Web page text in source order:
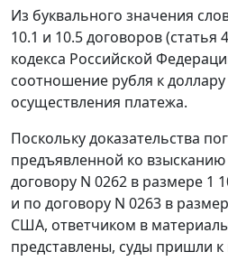
Из буквального значения
10.1 и 10.5 договоров (статья
кодекса Российской
соотношение рубля к
осуществления платежа.
Поскольку доказательства
предъявленной ко
договору N 0262 в размере 1
и по договору N 0263 в
США, ответчиком в
представлены, суды пришли